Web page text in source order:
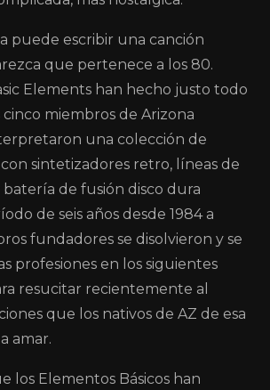
puede escribir una canción
que pertenece a los 80.
Elements han hecho justo todo
cinco miembros de Arizona
una colección de
sintetizadores retro, líneas de
de fusión disco dura
de seis años desde 1984 a
fundadores se disolvieron y se
profesiones en los siguientes
resucitar recientemente al
que los nativos de AZ de esa
amar.
los Elementos Básicos han